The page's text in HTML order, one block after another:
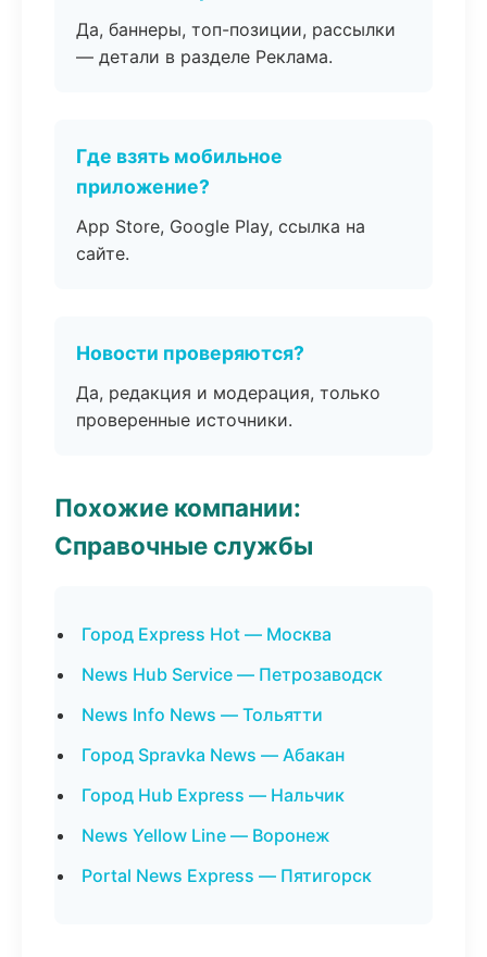
Да, баннеры, топ-позиции, рассылки
— детали в разделе Реклама.
Где взять мобильное
приложение?
App Store, Google Play, ссылка на
сайте.
Новости проверяются?
Да, редакция и модерация, только
проверенные источники.
Похожие компании:
Справочные службы
Город Express Hot — Москва
News Hub Service — Петрозаводск
News Info News — Тольятти
Город Spravka News — Абакан
Город Hub Express — Нальчик
News Yellow Line — Воронеж
Portal News Express — Пятигорск